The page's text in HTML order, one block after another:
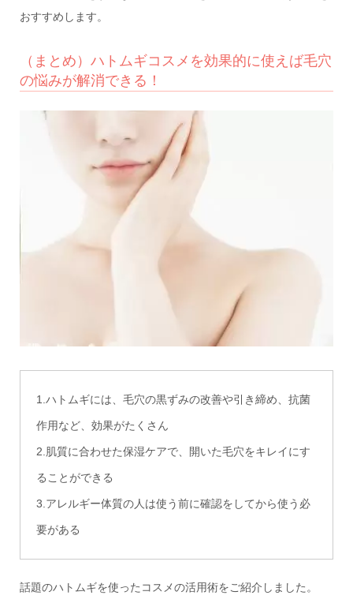
おすすめします。
（まとめ）ハトムギコスメを効果的に使えば毛穴
の悩みが解消できる！
1.ハトムギには、毛穴の黒ずみの改善や引き締め、抗菌
作用など、効果がたくさん
2.肌質に合わせた保湿ケアで、開いた毛穴をキレイにす
ることができる
3.アレルギー体質の人は使う前に確認をしてから使う必
要がある
話題のハトムギを使ったコスメの活用術をご紹介しました。